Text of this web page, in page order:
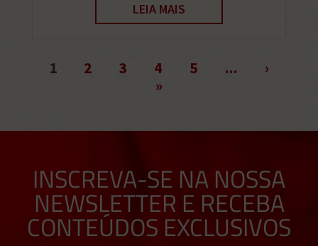
LEIA MAIS
1 2 3 4 5 ...
›
»
INSCREVA-SE NA NOSSA
NEWSLETTER E RECEBA
CONTEÚDOS EXCLUSIVOS